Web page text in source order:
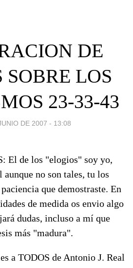
DE
LOS
23-33-43
DE 2007 - 13:08
El de los "elogios" soy yo,
aunque no son tales, tu los
que demostraste. En
de medida os envio algo
dudas, incluso a mí que
más "madura".
a TODOS de Antonio J. Real